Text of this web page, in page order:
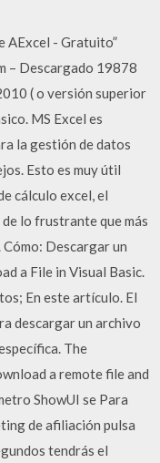
AExcel - Gratuito”
– Descargado 19878
( o versión superior
MS Excel es
la gestión de datos
Esto es muy útil
cálculo excel, el
lo frustrante que más
Descargar un
a File in Visual Basic.
En este artículo. El
descargar un archivo
The
a remote file and
ShowUI se Para
de afiliación pulsa
tendrás el